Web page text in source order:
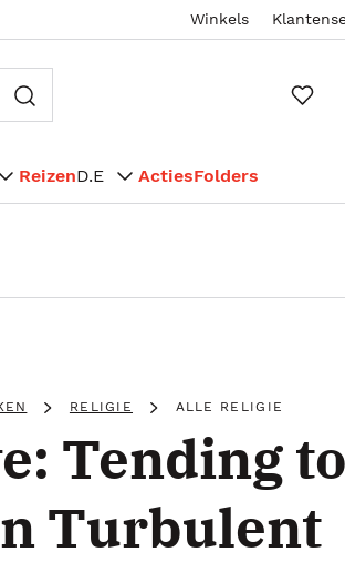
Winkels
ReizenD.E ActiesFolders
RELIGIE ALLE RELIGIE
Tending to
Turbulent